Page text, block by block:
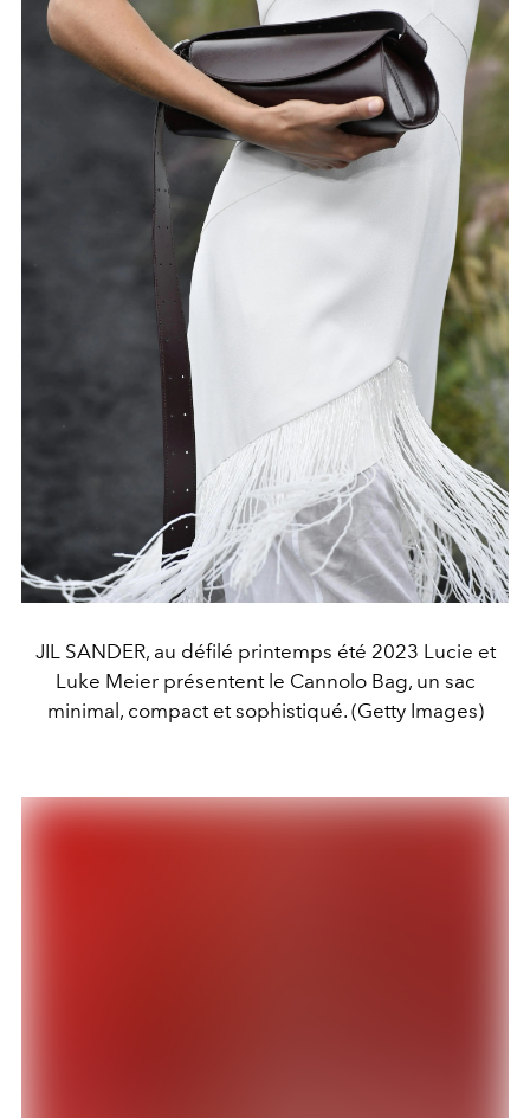
JIL SANDER, au défilé printemps été 2023 Lucie et
Luke Meier présentent le Cannolo Bag, un sac
minimal, compact et sophistiqué. (Getty Images)